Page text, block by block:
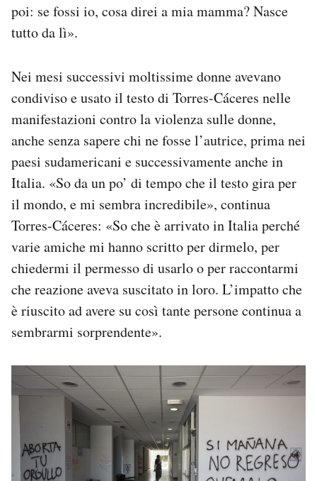
poi: se fossi io, cosa direi a mia mamma? Nasce
tutto da lì».
Nei mesi successivi moltissime donne avevano
condiviso e usato il testo di Torres-Cáceres nelle
manifestazioni contro la violenza sulle donne,
anche senza sapere chi ne fosse l’autrice, prima nei
paesi sudamericani e successivamente anche in
Italia. «So da un po’ di tempo che il testo gira per
il mondo, e mi sembra incredibile», continua
Torres-Cáceres: «So che è arrivato in Italia perché
varie amiche mi hanno scritto per dirmelo, per
chiedermi il permesso di usarlo o per raccontarmi
che reazione aveva suscitato in loro. L’impatto che
è riuscito ad avere su così tante persone continua a
sembrarmi sorprendente».